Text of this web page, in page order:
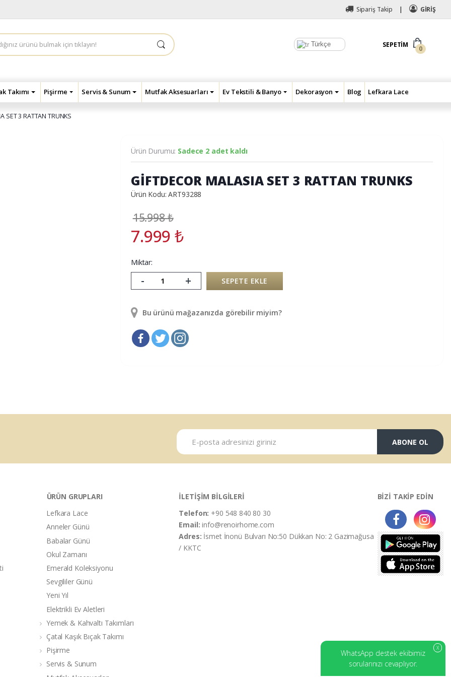
Sipariş Takip GİRİŞ
Türkçe SEPETIM
0
Takımı Pişirme Servis & Sunum Mutfak Aksesuarları Ev Tekstili & Banyo Dekorasyon Blog Lefkara Lace
SET 3 RATTAN TRUNKS
Ürün Durumu: Sadece 2 adet kaldı
GİFTDECOR MALASIA SET 3 RATTAN TRUNKS
Ürün Kodu: ART93288
15.998₺
7.999₺
Miktar:
- + SEPETE EKLE
Bu ürünü mağazanızda görebilir miyim?
ABONE OL
ÜRÜN GRUPLARI
Lefkara Lace
Anneler Günü
Babalar Günü
Okul Zamanı
Emerald Koleksiyonu
Sevgililer Günü
Yeni Yıl
Elektrikli Ev Aletleri
Yemek & Kahvaltı Takımları
Çatal Kaşık Bıçak Takımı
Pişirme
Servis & Sunum
İLETİŞİM BİLGİLERİ
Telefon: +90 548 840 80 30
Email:info@renoirhome.com
Adres: İsmet İnonü Bulvarı No:50 Dükkan No: 2 Gazimağusa
/ KKTC
BİZİ TAKİP EDİN
X
WhatsApp destek ekibimiz
sorularınızı cevaplıyor.